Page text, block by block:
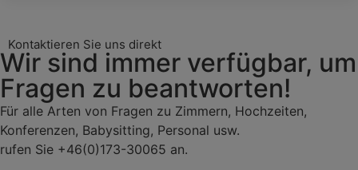
Kontaktieren Sie uns direkt
Wir sind immer verfügbar, um
Fragen zu beantworten!
Für alle Arten von Fragen zu Zimmern, Hochzeiten,
Konferenzen, Babysitting, Personal usw.
rufen Sie +46(0)173-30065 an.